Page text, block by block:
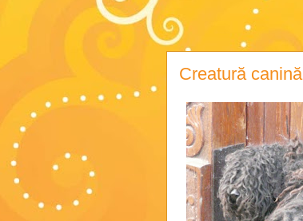
Creatură canină